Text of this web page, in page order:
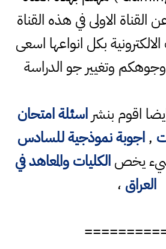
الاولى في هذه القناة
بكل انواعها اسعى
وتغيير جو الدراسة
اقوم بنشراسئلة امتحان
,اجوبة نموذجية للسادس
يخصالكليات والمعاهد في
العراق ،